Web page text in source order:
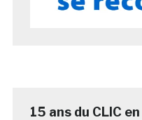
15 ans du CLIC